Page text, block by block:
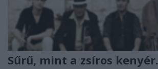
Sűrű, mint a zsíros kenyér.